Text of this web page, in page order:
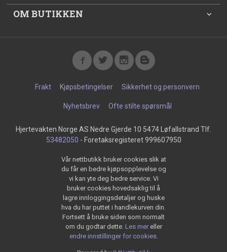
OM BUTIKKEN
Frakt Kjøpsbetingelser Sikkerhet og personvern
Nyhetsbrev Ofte stilte spørsmål
Hjertevakten Norge AS Nedre Gjerde 10 5474 Løfallstrand Tlf.
53482050 - Foretaksregisteret 999607950
Vår nettbutikk bruker cookies slik at
du får en bedre kjøpsopplevelse og
vi kan yte deg bedre service. Vi
bruker cookies hovedsaklig til å
lagre innloggingsdetaljer og huske
hva du har puttet i handlekurven din.
Fortsett å bruke siden som normalt
om du godtar dette. Les mer eller
endre innstillinger for cookies.